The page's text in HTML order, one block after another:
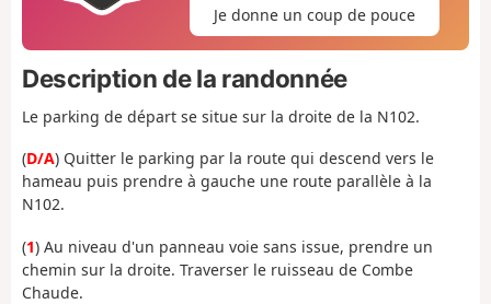
Je donne un coup de pouce
Description de la randonnée
Le parking de départ se situe sur la droite de la N102.
(D/A) Quitter le parking par la route qui descend vers le
hameau puis prendre à gauche une route parallèle à la
N102.
(1) Au niveau d'un panneau voie sans issue, prendre un
chemin sur la droite. Traverser le ruisseau de Combe
Chaude.